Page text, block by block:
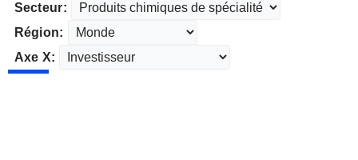
Secteur:
Région:
Axe X: